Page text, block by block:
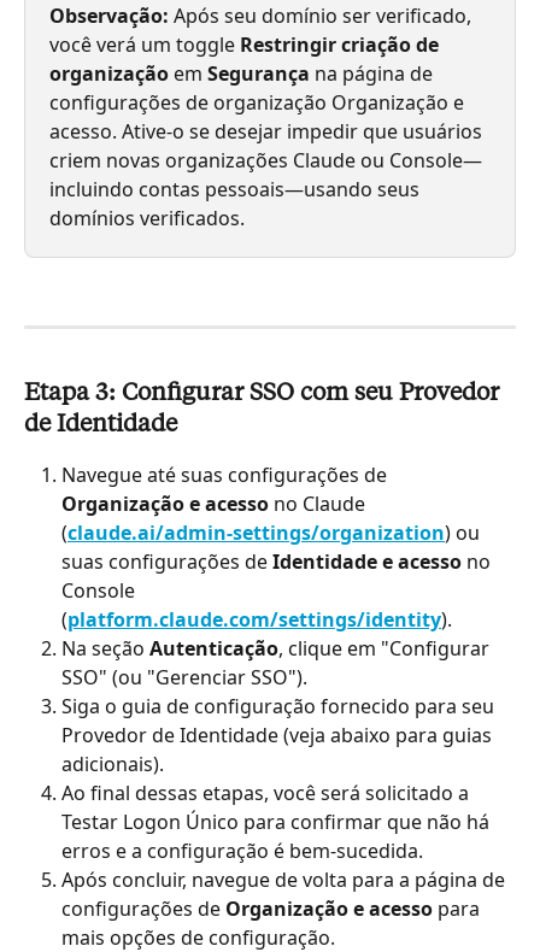
Observação: Após seu domínio ser verificado,
você verá um toggle Restringir criação de
organização em Segurança na página de
configurações de organização Organização e
acesso. Ative-o se desejar impedir que usuários
criem novas organizações Claude ou Console—
incluindo contas pessoais—usando seus
domínios verificados.
Etapa 3: Configurar SSO com seu Provedor
de Identidade
Navegue até suas configurações de
Organização e acesso no Claude
(claude.ai/admin-settings/organization) ou
suas configurações de Identidade e acesso no
Console
(platform.claude.com/settings/identity).
Na seção Autenticação, clique em "Configurar
SSO" (ou "Gerenciar SSO").
Siga o guia de configuração fornecido para seu
Provedor de Identidade (veja abaixo para guias
adicionais).
Ao final dessas etapas, você será solicitado a
Testar Logon Único para confirmar que não há
erros e a configuração é bem-sucedida.
Após concluir, navegue de volta para a página de
configurações de Organização e acesso para
mais opções de configuração.